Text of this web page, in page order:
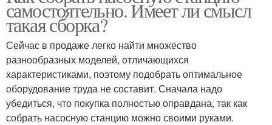
самостоятельно. Имеет ли смысл
такая сборка?
Сейчас в продаже легко найти множество
разнообразных моделей, отличающихся
характеристиками, поэтому подобрать оптимальное
оборудование труда не составит. Сначала надо
убедиться, что покупка полностью оправдана, так как
собрать насосную станцию можно своими руками.